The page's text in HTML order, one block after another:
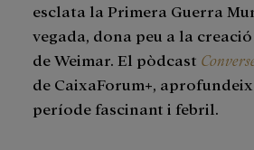
esclata la Primera Guerra
vegada, dona peu a la
de Weimar. El pòdcast
de CaixaForum+,
període fascinant i febril.